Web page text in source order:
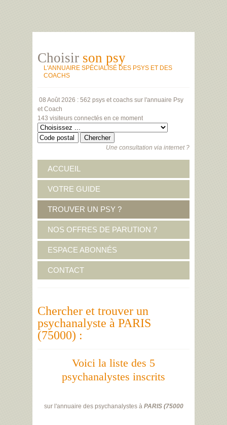
Choisir son psy
L'ANNUAIRE SPÉCIALISÉ DES PSYS ET DES
COACHS
08 Août 2026 : 562 psys et coachs sur l'annuaire Psy
et Coach
143 visiteurs connectés en ce moment
Une consultation via internet ?
ACCUEIL
VOTRE GUIDE
TROUVER UN PSY ?
NOS OFFRES DE PARUTION ?
ESPACE ABONNÉS
CONTACT
Chercher et trouver un
psychanalyste à PARIS
(75000) :
Voici la liste des 5
psychanalystes inscrits
sur l'annuaire des psychanalystes à PARIS(75000